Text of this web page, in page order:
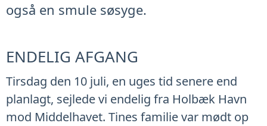
også en smule søsyge.
ENDELIG AFGANG
Tirsdag den 10 juli, en uges tid senere end
planlagt, sejlede vi endelig fra Holbæk Havn
mod Middelhavet. Tines familie var mødt op